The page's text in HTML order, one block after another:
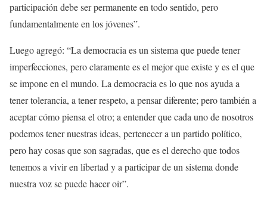
participación debe ser permanente en todo sentido, pero
fundamentalmente en los jóvenes”.
Luego agregó: “La democracia es un sistema que puede tener
imperfecciones, pero claramente es el mejor que existe y es el que
se impone en el mundo. La democracia es lo que nos ayuda a
tener tolerancia, a tener respeto, a pensar diferente; pero también a
aceptar cómo piensa el otro; a entender que cada uno de nosotros
podemos tener nuestras ideas, pertenecer a un partido político,
pero hay cosas que son sagradas, que es el derecho que todos
tenemos a vivir en libertad y a participar de un sistema donde
nuestra voz se puede hacer oir”.